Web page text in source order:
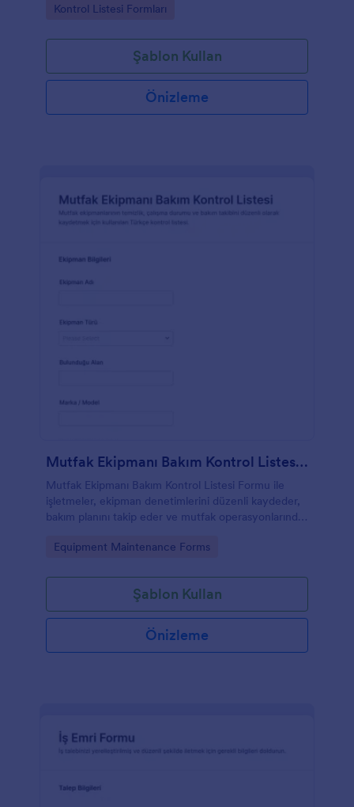
Go to Category:
Kontrol Listesi Formları
Şablon Kullan
Önizleme
Mutfak Ekipmanı Bakım Kontrol Listesi Formu
Mutfak Ekipmanı Bakım Kontrol Listesi Formu ile
işletmeler, ekipman denetimlerini düzenli kaydeder,
bakım planını takip eder ve mutfak operasyonlarında
Go to Category:
Equipment Maintenance Forms
Şablon Kullan
Önizleme